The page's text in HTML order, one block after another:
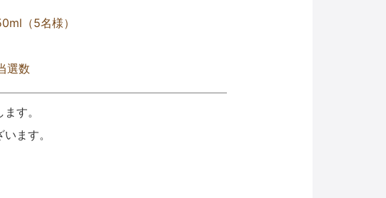
（5名様）
選数
す。
ます。